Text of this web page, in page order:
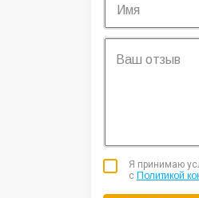
Я принимаю
с Политикой